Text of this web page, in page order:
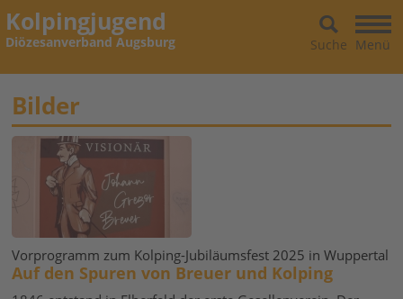
Kolpingjugend
Diözesanverband Augsburg Menü
Suche
Bilder
Vorprogramm zum Kolping-Jubiläumsfest 2025 in Wuppertal
Auf den Spuren von Breuer und Kolping